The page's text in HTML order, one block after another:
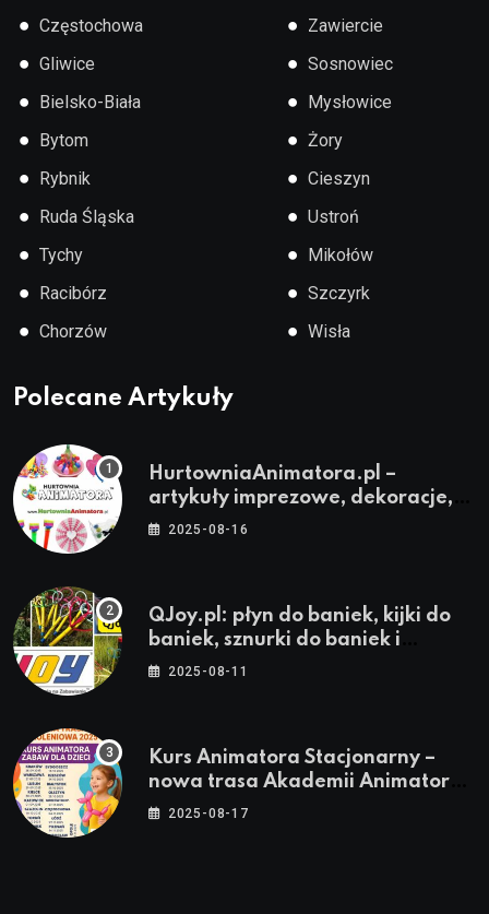
● Częstochowa
● Gliwice
● Bielsko-Biała
● Bytom
● Rybnik
● Ruda Śląska
● Tychy
● Racibórz
● Chorzów
● Zawiercie
● Sosnowiec
● Mysłowice
● Żory
● Cieszyn
● Ustroń
● Mikołów
● Szczyrk
● Wisła
Polecane Artykuły
HurtowniaAnimatora.pl –
artykuły imprezowe, dekoracje,
stroje i akcesoria dla animatorów
2025-08-16
QJoy.pl: płyn do baniek, kijki do
baniek, sznurki do baniek i
zestawy do baniek
2025-08-11
Kurs Animatora Stacjonarny –
nowa trasa Akademii Animatora
– jesień 2025
2025-08-17